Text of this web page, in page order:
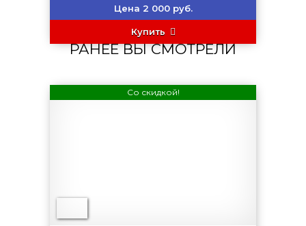
Цена 2 000 руб.
Купить
РАНЕЕ ВЫ СМОТРЕЛИ
Со скидкой!